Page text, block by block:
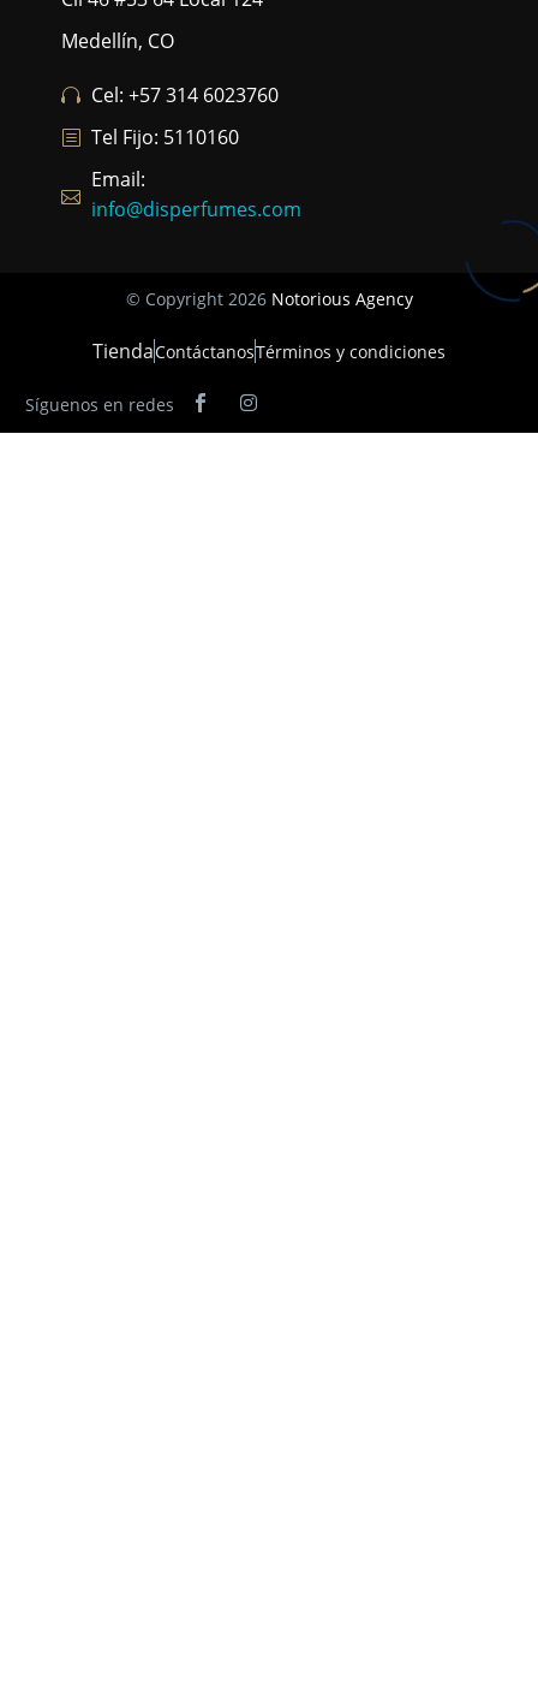
Medellín, CO
Cel: +57 314 6023760
Tel Fijo: 5110160
Email:
info@disperfumes.com
© Copyright 2026 Notorious Agency
TiendaContáctanosTérminos y condiciones
Síguenos en redes